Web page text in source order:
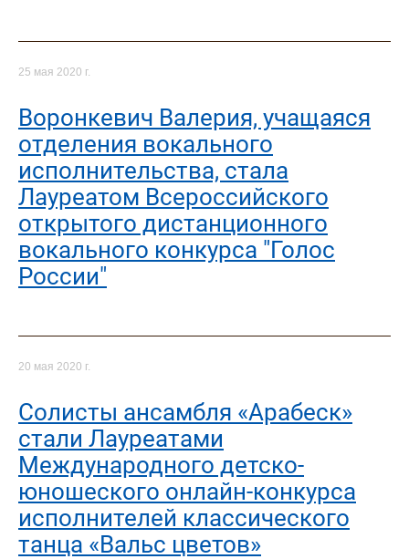
25 мая 2020 г.
Воронкевич Валерия, учащаяся
отделения вокального
исполнительства, стала
Лауреатом Всероссийского
открытого дистанционного
вокального конкурса "Голос
России"
20 мая 2020 г.
Солисты ансамбля «Арабеск»
стали Лауреатами
Международного детско-
юношеского онлайн-конкурса
исполнителей классического
танца «Вальс цветов»